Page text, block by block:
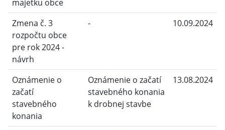
majetku obce
Zmena č. 3
rozpočtu obce
pre rok 2024 -
návrh
- 10.09.2024
Oznámenie o
začatí
stavebného
konania
Oznámenie o začatí
stavebného konania
k drobnej stavbe
13.08.2024